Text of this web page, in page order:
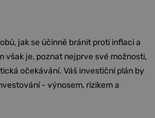
jak se účinně bránit proti inflaci a
však je, poznat nejprve své možnosti,
očekávání. Váš investiční plán by
- výnosem, rizikem a